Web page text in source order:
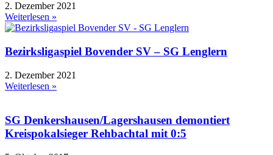
2. Dezember 2021
Weiterlesen »
Bezirksligaspiel Bovender SV – SG Lenglern
2. Dezember 2021
Weiterlesen »
SG Denkershausen/Lagershausen demontiert
Kreispokalsieger Rehbachtal mit 0:5